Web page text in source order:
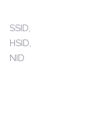
SSID,
HSID,
NID